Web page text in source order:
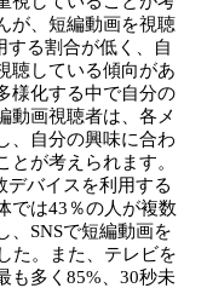
が、短編動画を視聴
する割合が低く、自
聴している傾向があ
様化する中で自分の
動画視聴者は、各メ
、自分の興味に合わ
が考えられます。
デバイスを利用する
では43％の人が複数
、SNSで短編動画を
た。また、テレビを
も多く85%、30秒未